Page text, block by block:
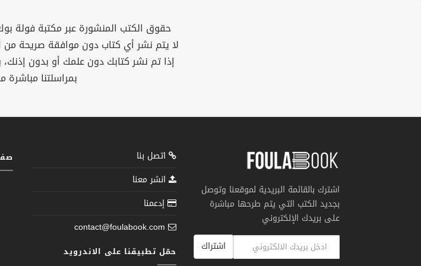
حقوق الكتب المنشورة عبر مكتبة فولة
لا يتم نشر أي كتاب دون موافقة صريحة من
إذا تم نشر كتابك دون علمك أو بدون إذنك،
بمراسلتنا مباشرة
اشترك بالقائمة البريدية لموقعنا وتوصل
بجديد الكتب التي يتم طرحها مباشرة
على بريدك الإلكتروني
اشتراك
اتصل بنا
انشر معنا
إدعمنا
contact@foulabook.com
حمّل تطبيقنا على الاندرويد